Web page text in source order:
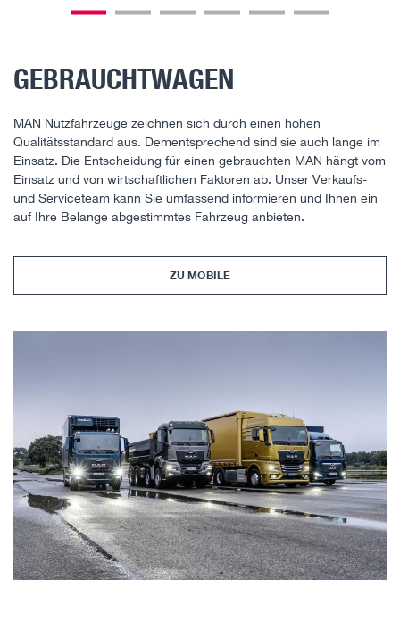
GEBRAUCHTWAGEN
MAN Nutzfahrzeuge zeichnen sich durch einen hohen
Qualitätsstandard aus. Dementsprechend sind sie auch lange im
Einsatz. Die Entscheidung für einen gebrauchten MAN hängt vom
Einsatz und von wirtschaftlichen Faktoren ab. Unser Verkaufs-
und Serviceteam kann Sie umfassend informieren und Ihnen ein
auf Ihre Belange abgestimmtes Fahrzeug anbieten.
ZU MOBILE